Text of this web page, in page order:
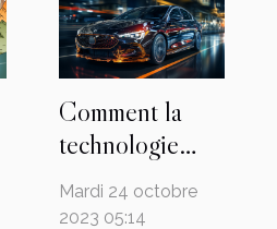
Comment la
technologie
change la face
de l'industrie
Mardi 24 octobre
2023 05:14